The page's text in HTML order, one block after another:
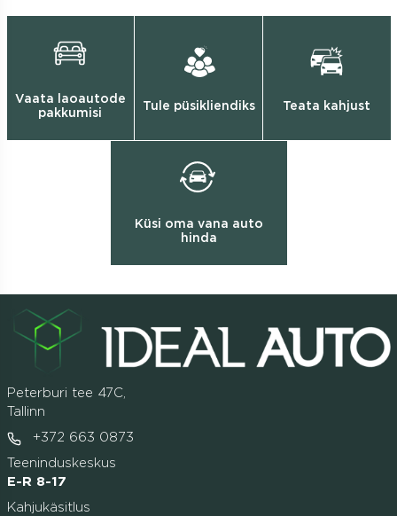
Vaata laoautode
pakkumisi
Tule püsikliendiks Teata kahjust
Küsi oma vana auto
hinda
Peterburi tee 47C,
Tallinn
+372 663 0873
Teeninduskeskus
E-R 8-17
Kahjukäsitlus